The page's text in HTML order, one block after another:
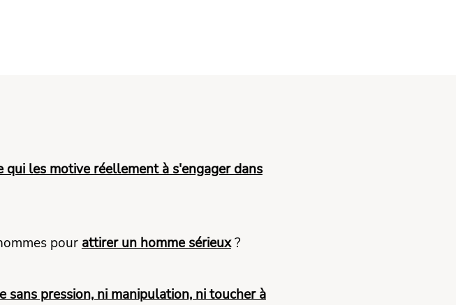
qui les motive réellement à s'engager dans
pourattirer un homme sérieux?
sans pression, ni manipulation, ni toucher à